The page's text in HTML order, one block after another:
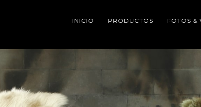
INICIO PRODUCTOS FOTOS &